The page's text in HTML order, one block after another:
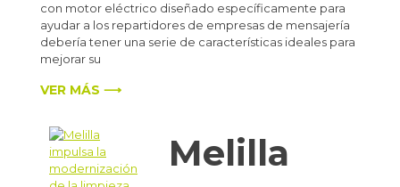
con motor eléctrico diseñado específicamente para
ayudar a los repartidores de empresas de mensajería
debería tener una serie de características ideales para
mejorar su
VER MÁS ⟶
Melilla